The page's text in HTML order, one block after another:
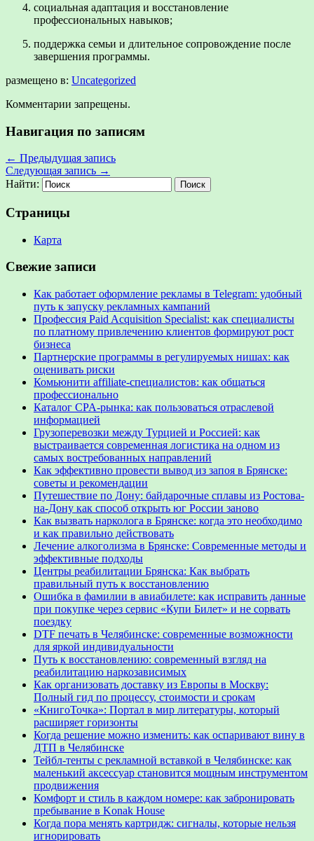
социальная адаптация и восстановление
профессиональных навыков;
поддержка семьи и длительное сопровождение после
завершения программы.
размещено в: Uncategorized
Комментарии запрещены.
Навигация по записям
← Предыдущая запись
Следующая запись →
Найти:
Страницы
Карта
Свежие записи
Как работает оформление рекламы в Telegram: удобный
путь к запуску рекламных кампаний
Профессия Paid Acquisition Specialist: как специалисты
по платному привлечению клиентов формируют рост
бизнеса
Партнерские программы в регулируемых нишах: как
оценивать риски
Комьюнити affiliate-специалистов: как общаться
профессионально
Каталог CPA-рынка: как пользоваться отраслевой
информацией
Грузоперевозки между Турцией и Россией: как
выстраивается современная логистика на одном из
самых востребованных направлений
Как эффективно провести вывод из запоя в Брянске:
советы и рекомендации
Путешествие по Дону: байдарочные сплавы из Ростова-
на-Дону как способ открыть юг России заново
Как вызвать нарколога в Брянске: когда это необходимо
и как правильно действовать
Лечение алкоголизма в Брянске: Современные методы и
эффективные подходы
Центры реабилитации Брянска: Как выбрать
правильный путь к восстановлению
Ошибка в фамилии в авиабилете: как исправить данные
при покупке через сервис «Купи Билет» и не сорвать
поездку
DTF печать в Челябинске: современные возможности
для яркой индивидуальности
Путь к восстановлению: современный взгляд на
реабилитацию наркозависимых
Как организовать доставку из Европы в Москву:
Полный гид по процессу, стоимости и срокам
«КнигоТочка»: Портал в мир литературы, который
расширяет горизонты
Когда решение можно изменить: как оспаривают вину в
ДТП в Челябинске
Тейбл-тенты с рекламной вставкой в Челябинске: как
маленький аксессуар становится мощным инструментом
продвижения
Комфорт и стиль в каждом номере: как забронировать
пребывание в Konak House
Когда пора менять картридж: сигналы, которые нельзя
игнорировать